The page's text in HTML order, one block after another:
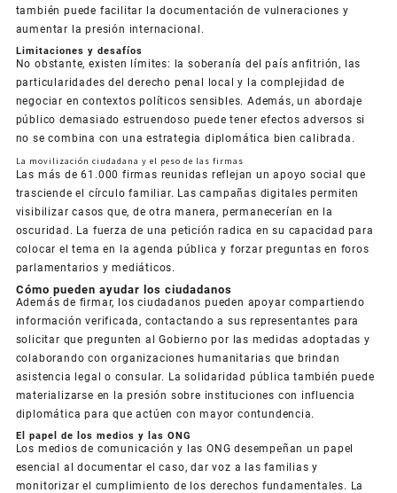
también puede facilitar la documentación de vulneraciones y
aumentar la presión internacional.
Limitaciones y desafíos
No obstante, existen límites: la soberanía del país anfitrión, las
particularidades del derecho penal local y la complejidad de
negociar en contextos políticos sensibles. Además, un abordaje
público demasiado estruendoso puede tener efectos adversos si
no se combina con una estrategia diplomática bien calibrada.
La movilización ciudadana y el peso de las firmas
Las más de 61.000 firmas reunidas reflejan un apoyo social que
trasciende el círculo familiar. Las campañas digitales permiten
visibilizar casos que, de otra manera, permanecerían en la
oscuridad. La fuerza de una petición radica en su capacidad para
colocar el tema en la agenda pública y forzar preguntas en foros
parlamentarios y mediáticos.
Cómo pueden ayudar los ciudadanos
Además de firmar, los ciudadanos pueden apoyar compartiendo
información verificada, contactando a sus representantes para
solicitar que pregunten al Gobierno por las medidas adoptadas y
colaborando con organizaciones humanitarias que brindan
asistencia legal o consular. La solidaridad pública también puede
materializarse en la presión sobre instituciones con influencia
diplomática para que actúen con mayor contundencia.
El papel de los medios y las ONG
Los medios de comunicación y las ONG desempeñan un papel
esencial al documentar el caso, dar voz a las familias y
monitorizar el cumplimiento de los derechos fundamentales. La